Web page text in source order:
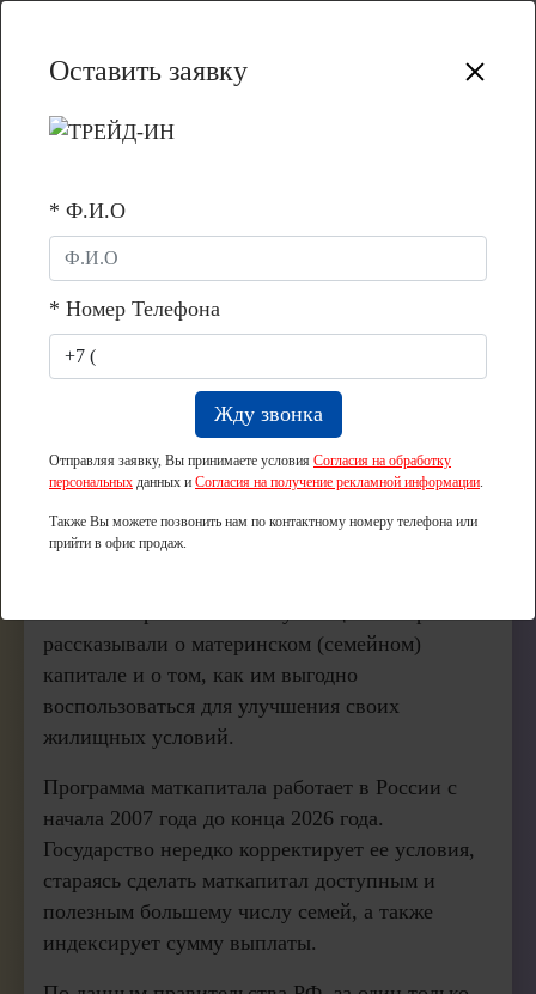
Назад
Почти 13% квартир в «Столице
Нижний» в 2022 году приобретены с
помощью маткапитала
рассказывали о материнском (семейном)
капитале и о том, как им выгодно
воспользоваться для улучшения своих
жилищных условий.
Программа маткапитала работает в России с
начала 2007 года до конца 2026 года.
Государство нередко корректирует ее условия,
стараясь сделать маткапитал доступным и
полезным большему числу семей, а также
индексирует сумму выплаты.
Оставить заявку
* Ф.И.О
* Номер Телефона
Отправляя заявку, Вы принимаете условия Согласия на обработку
персональных данных и Согласия на получение рекламной информации.
Также Вы можете позвонить нам по контактному номеру телефона или
прийти в офис продаж.